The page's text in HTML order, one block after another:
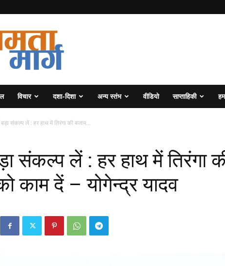
विचार दशा-दिशा अन्य स्तंभ वीडियो साप्ताहिकी
संकल्प लें : हर हाथ में तिरंगा की बजाय...
संकल्प लें : हर हाथ में तिरंगा
काम दें – योगेन्द्र यादव